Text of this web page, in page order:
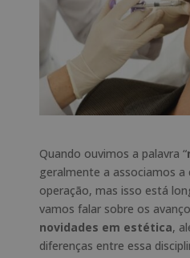
Quando ouvimos a palavra “
geralmente a associamos a
operação, mas isso está
vamos falar sobre os
novidades em estética,
diferenças entre essa